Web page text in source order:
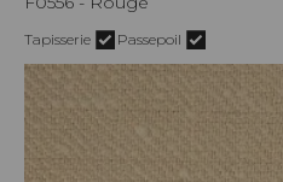
Tapisserie Passepoil